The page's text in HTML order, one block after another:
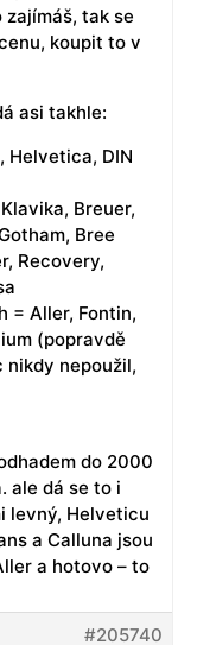
tak se
koupit to v
asi takhle:
Helvetica, DIN
Breuer,
Bree
Recovery,
= Aller, Fontin,
(popravdě
nikdy nepoužil,
do 2000
ale dá se to i
levný, Helveticu
a Calluna jsou
a hotovo – to
#205740